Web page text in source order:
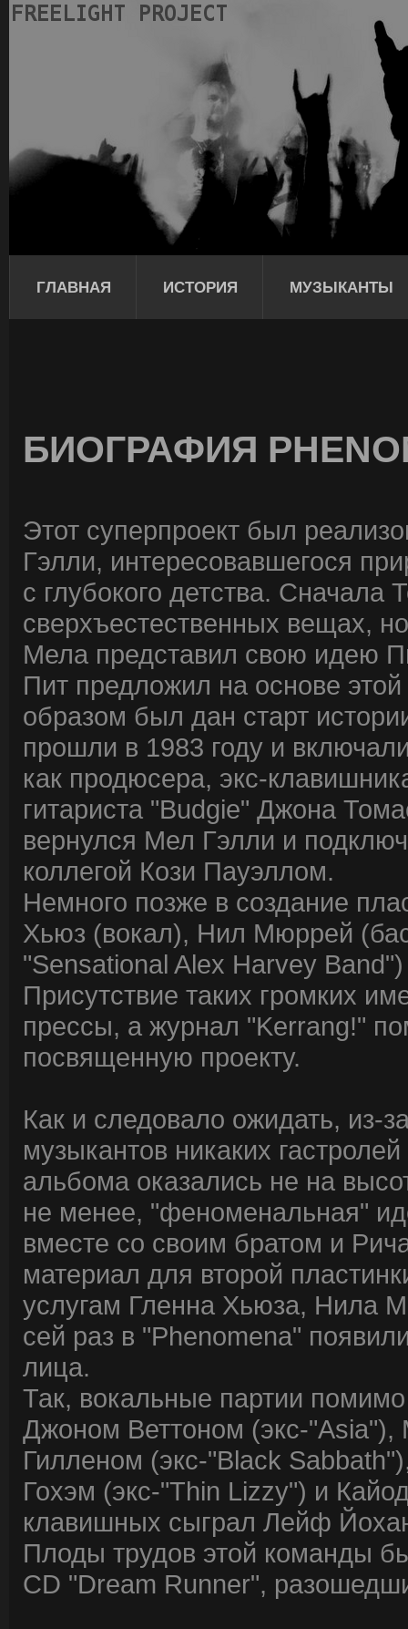
ГЛАВНАЯ ИСТОРИЯ МУЗЫКАНТЫ
БИОГРАФИЯ
Этот суперпроект был
Гэлли, интересовавшегося
с глубокого детства.
сверхъестественных вещах,
Мела представил свою идею
Пит предложил на основе
образом был дан старт
прошли в 1983 году и
как продюсера, экс-
гитариста "Budgie" Джона
вернулся Мел Гэлли и
коллегой Кози Пауэллом.
Немного позже в создание
Хьюз (вокал), Нил Мюррей
"Sensational Alex Harvey
Присутствие таких громких
прессы, а журнал "Kerrang!"
посвященную проекту.
Как и следовало ожидать, из-
музыкантов никаких
альбома оказались не на
не менее, "феноменальная"
вместе со своим братом и
материал для второй
услугам Гленна Хьюза, Нила
сей раз в "Phenomena"
лица.
Так, вокальные партии
Джоном Веттоном (экс-
Гилленом (экс-"Black
Гохэм (экс-"Thin Lizzy") и
клавишных сыграл Лейф
Плоды трудов этой команды
CD "Dream Runner",